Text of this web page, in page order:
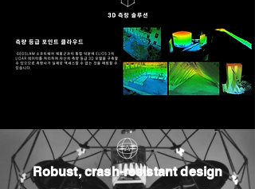
Robust, crash-resistant design